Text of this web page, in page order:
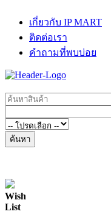
เกี่ยวกับ IP MART
ติดต่อเรา
คำถามที่พบบ่อย
ค้นหา
Wish
List